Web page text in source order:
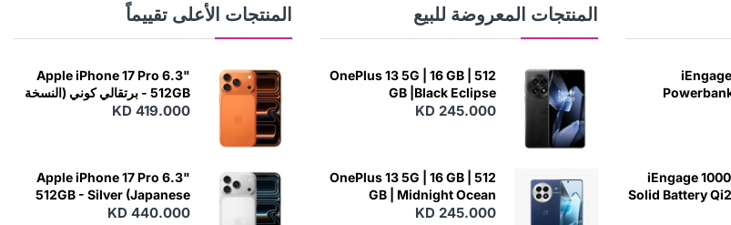
Battery
iEngage
Solid Battery
المنتجات المعروضة للبيع
OnePlus 13 5G | 16 GB | 512
GB |Black Eclipse
KD 245.000
OnePlus 13 5G | 16 GB | 512
GB | Midnight Ocean
KD 245.000
المنتجات الأعلى تقييماً
Apple iPhone 17 Pro 6.3"
512GB - برتقالي كوني (النسخة
اليابانية)
KD 419.000
Apple iPhone 17 Pro 6.3"
512GB - Silver (Japanese
Variant)
KD 440.000